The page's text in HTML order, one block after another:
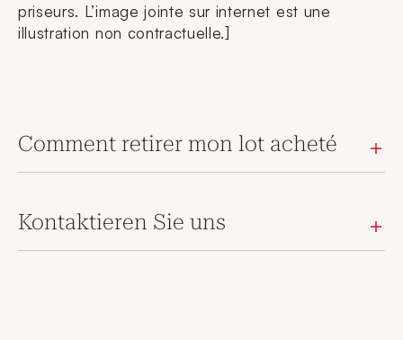
priseurs. L’image jointe sur internet est une
illustration non contractuelle.]
Comment retirer mon lot acheté
Kontaktieren Sie uns